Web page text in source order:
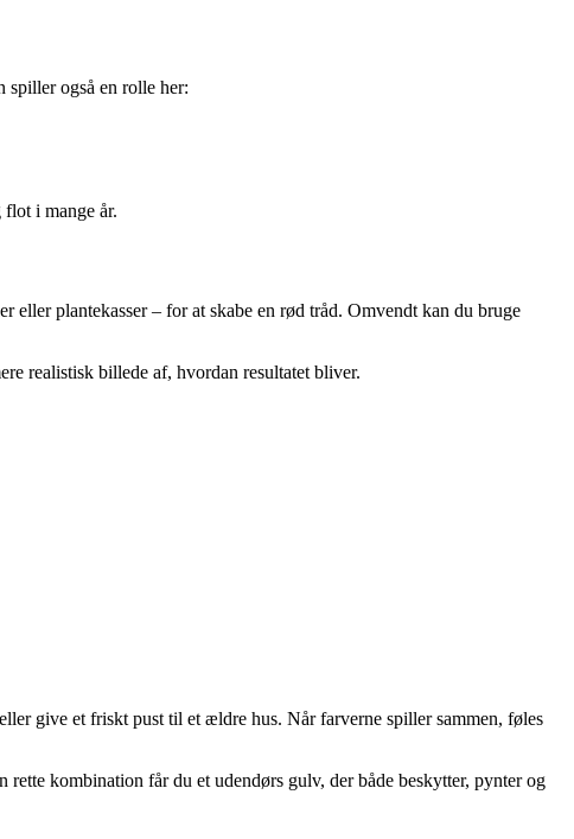
også en rolle her:
i mange år.
eller plantekasser – for at skabe en rød tråd. Omvendt kan du bruge
realistisk billede af, hvordan resultatet bliver.
give et friskt pust til et ældre hus. Når farverne spiller sammen, føles
kombination får du et udendørs gulv, der både beskytter, pynter og